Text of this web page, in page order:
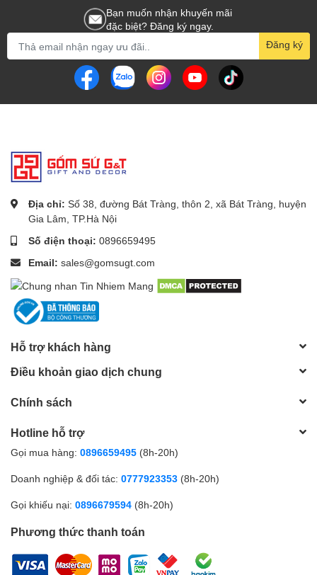
Bạn muốn nhận khuyến mãi
đặc biệt? Đăng ký ngay.
Đăng ký
Địa chỉ: Số 38, đường Bát Tràng, thôn 2, xã Bát Tràng, huyện
Gia Lâm, TP.Hà Nội
Số điện thoại: 0896659495
Email: sales@gomsugt.com
Hỗ trợ khách hàng
Điều khoản giao dịch chung
Chính sách
Hotline hỗ trợ
Gọi mua hàng: 0896659495 (8h-20h)
Doanh nghiệp & đối tác: 0777923353 (8h-20h)
Gọi khiếu nại: 0896679594 (8h-20h)
Phương thức thanh toán